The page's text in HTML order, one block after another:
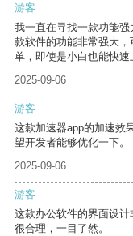
游客
我一直在寻找一款功能
款软件的功能非常强大
单，即使是小白也能快速
2025-09-06
游客
这款加速器app的加速效
望开发者能够优化一下。
2025-09-06
游客
这款办公软件的界面设
很合理，一目了然。